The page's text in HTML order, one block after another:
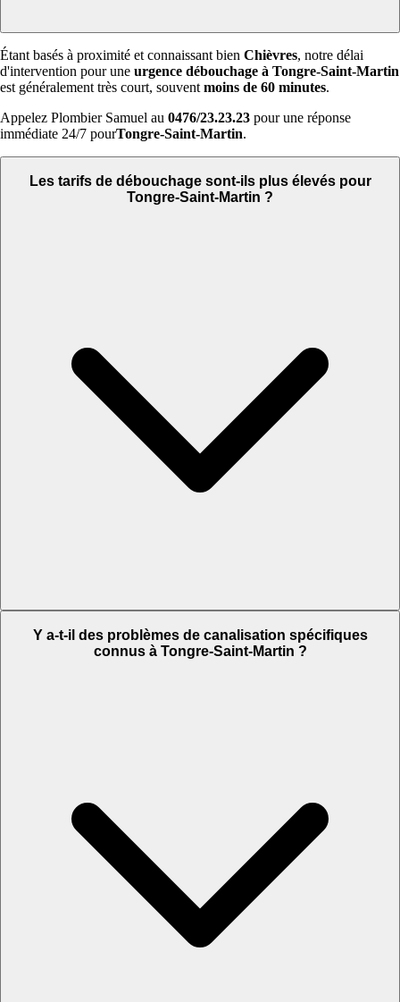
Étant basés à proximité et connaissant bien Chièvres, notre délai
d'intervention pour une urgence débouchage à Tongre-Saint-Martin
est généralement très court, souvent moins de 60 minutes.
Appelez Plombier Samuel au 0476/23.23.23 pour une réponse
immédiate 24/7 pourTongre-Saint-Martin.
Les tarifs de débouchage sont-ils plus élevés pour
Tongre-Saint-Martin ?
Y a-t-il des problèmes de canalisation spécifiques
connus à Tongre-Saint-Martin ?